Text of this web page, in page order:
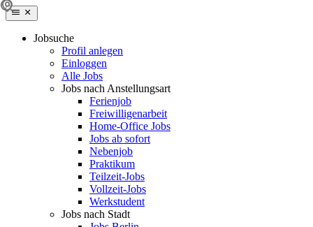
Jobsuche
Profil anlegen
Einloggen
Alle Jobs
Jobs nach Anstellungsart
Ferienjob
Freiwilligenarbeit
Home-Office Jobs
Jobs ab sofort
Nebenjob
Praktikum
Teilzeit-Jobs
Vollzeit-Jobs
Werkstudent
Jobs nach Stadt